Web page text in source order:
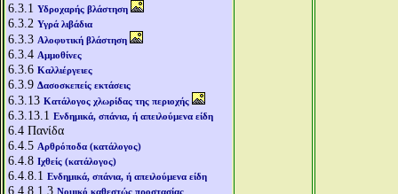
6.3.1 Υδροχαρής βλάστηση
6.3.2 Υγρά λιβάδια
6.3.3 Αλοφυτική βλάστηση
6.3.4 Αμμοθίνες
6.3.6 Καλλιέργειες
6.3.9 Δασοσκεπείς εκτάσεις
6.3.13 Κατάλογος χλωρίδας της περιοχής
6.3.13.1 Ενδημικά, σπάνια, ή απειλούμενα είδη
6.4 Πανίδα
6.4.5 Αρθρόποδα (κατάλογος)
6.4.8 Ιχθείς (κατάλογος)
6.4.8.1 Ενδημικά, σπάνια, ή απειλούμενα είδη
6.4.8.1.3 Νομικό καθεστώς προστασίας